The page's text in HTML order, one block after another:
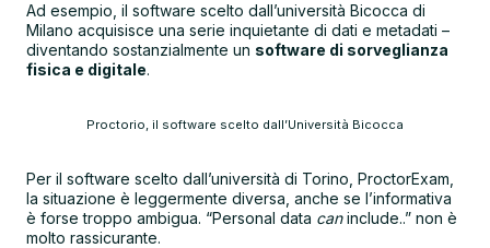
Ad esempio, il software scelto dall’università Bicocca di
Milano acquisisce una serie inquietante di dati e metadati –
diventando sostanzialmente un software di sorveglianza
fisica e digitale.
Proctorio, il software scelto dall’Università Bicocca
Per il software scelto dall’università di Torino, ProctorExam,
la situazione è leggermente diversa, anche se l’informativa
è forse troppo ambigua. “Personal data caninclude..” non è
molto rassicurante.